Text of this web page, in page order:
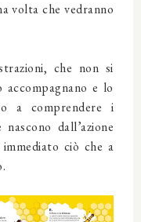
volta che vedranno
che non si
e lo
a comprendere i
dall’azione
ciò che a